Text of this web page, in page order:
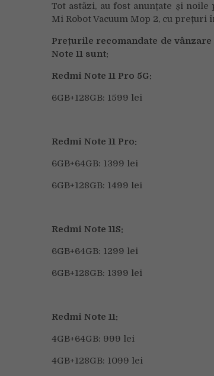
Tot astăzi, au fost anunțate și
Mi Robot Vacuum Mop 2, cu prețuri
Prețurile recomandate de
Note 11 sunt:
Redmi Note 11 Pro 5G:
6GB+128GB: 1599 lei
Redmi Note 11 Pro:
6GB+64GB: 1399 lei
6GB+128GB: 1499 lei
Redmi Note 11S:
6GB+64GB: 1299 lei
6GB+128GB: 1399 lei
Redmi Note 11:
4GB+64GB: 999 lei
4GB+128GB: 1099 lei